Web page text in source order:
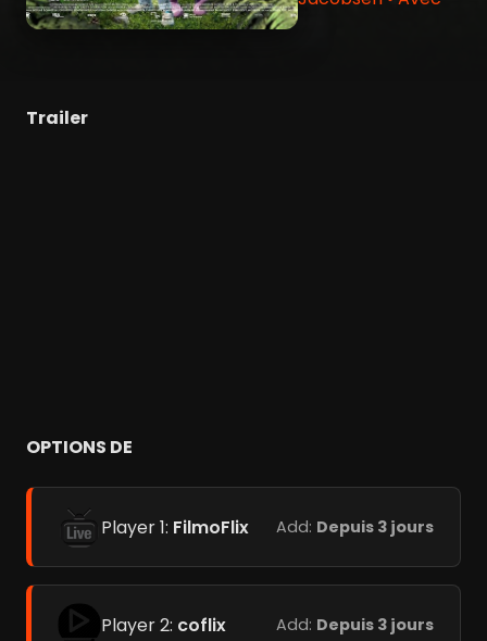
Trailer
OPTIONS DE
Player 1: FilmoFlix Add: Depuis 3 jours
Player 2: coflix Add: Depuis 3 jours